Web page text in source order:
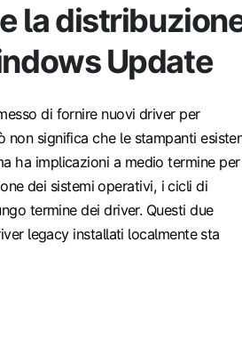
la
Update
di fornire nuovi driver per
non significa che le stampanti
ha implicazioni a medio termine
dei sistemi operativi, i cicli di
termine dei driver. Questi due
legacy installati localmente sta